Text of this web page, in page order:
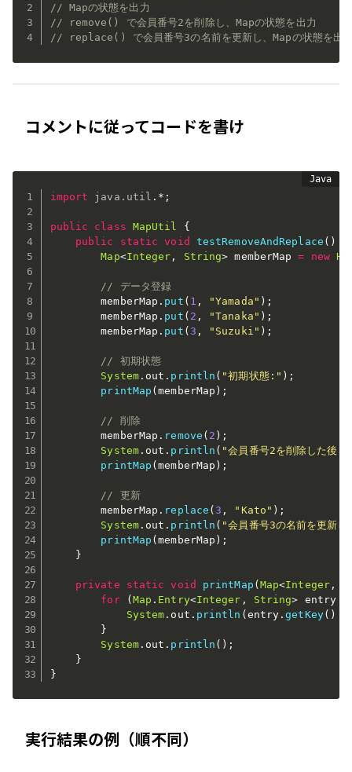
// Mapの状態を出力
// remove() で会員番号2を削除し、Mapの状態を出力
// replace() で会員番号3の名前を更新し、Mapの状態を出
コメントに従ってコードを書け
import java . util . * ;
public class MapUtil
{
public
static void testRemoveAndReplace ( )
Map<Integer , String> memberMap = new
// データ登録
        memberMap
. put ( 1 , "Yamada" ) ;
        memberMap
. put ( 2 , "Tanaka" ) ;
        memberMap
. put (3 , "Suzuki" ) ;
// 初期状態
System. out . println ( "初期状態:" ) ;
printMap (memberMap ) ;
// 削除
        memberMap
. remove ( 2 ) ;
System. out . println ( "会員番号2を削除した後:"
printMap (memberMap ) ;
// 更新
        memberMap
. replace (3 , "Kato" ) ;
System. out . println ( "会員番号3の名前を更新
printMap (memberMap ) ;
}
private static void printMap (Map<Integer ,
for
(Map . Entry<Integer , String> entry
System . out . println (entry .getKey( )
}
System. out . println ( ) ;
}
}
実行結果の例（順不同）